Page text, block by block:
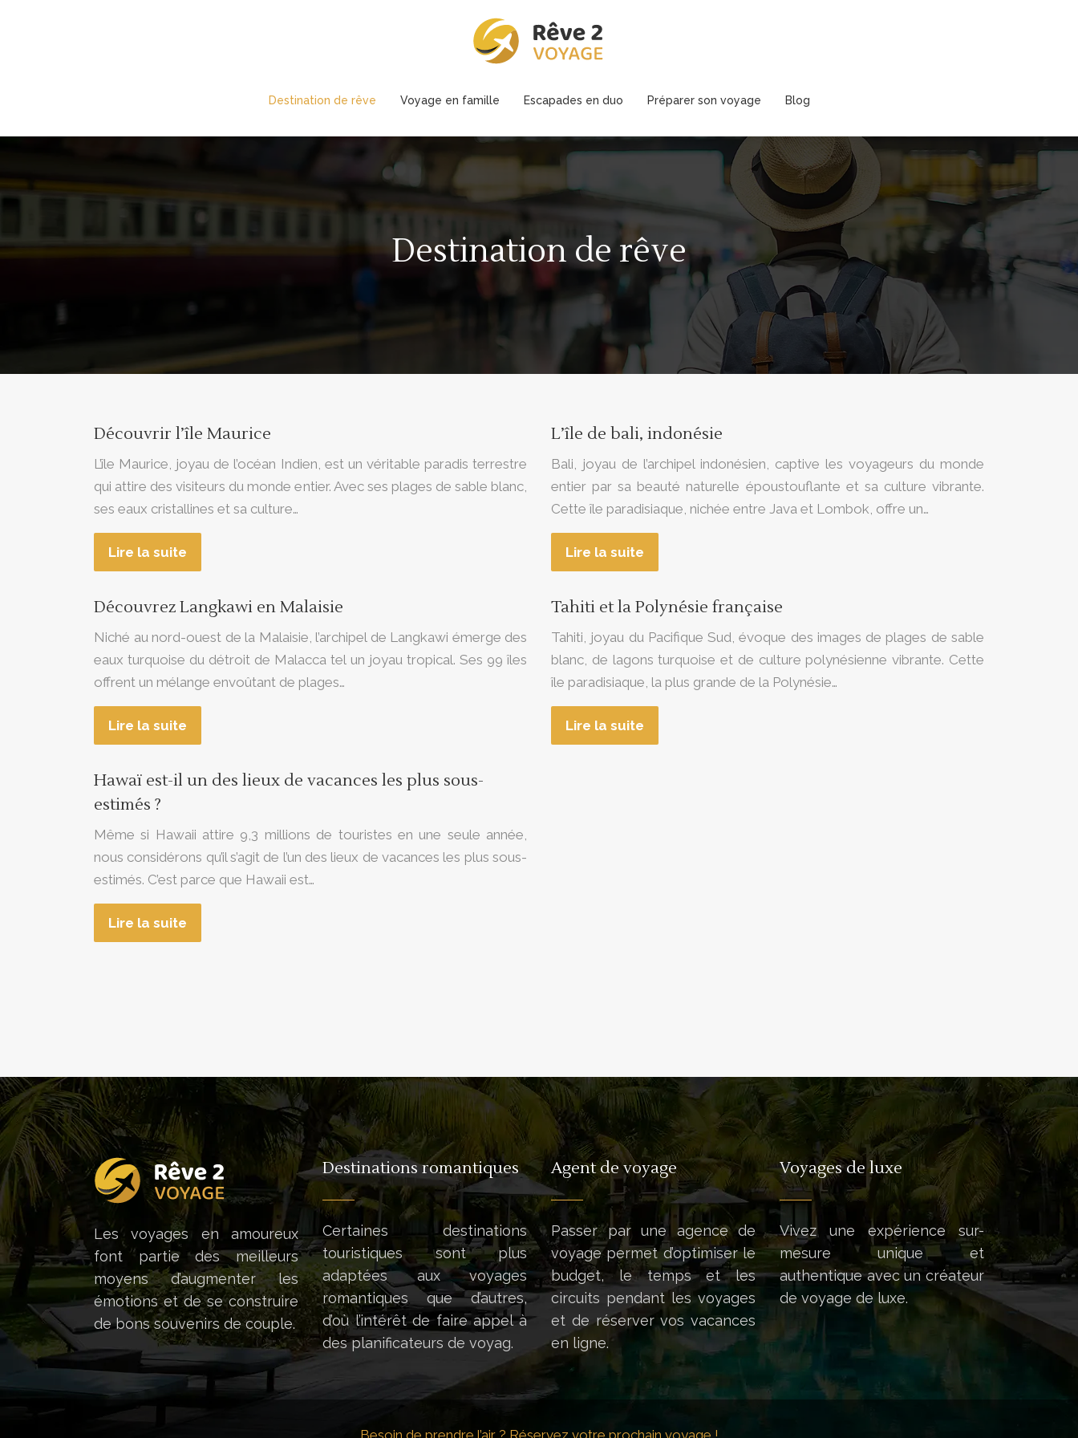
Destination de rêve Voyage en famille Escapades en duo Préparer son voyage Blog
Destination de rêve
Découvrir l’île Maurice
L’île Maurice, joyau de l’océan Indien, est un véritable paradis terrestre
qui attire des visiteurs du monde entier. Avec ses plages de sable blanc,
ses eaux cristallines et sa culture…
Lire la suite
L’île de bali, indonésie
Bali, joyau de l’archipel indonésien, captive les voyageurs du monde
entier par sa beauté naturelle époustouflante et sa culture vibrante.
Cette île paradisiaque, nichée entre Java et Lombok, offre un…
Lire la suite
Découvrez Langkawi en Malaisie
Niché au nord-ouest de la Malaisie, l’archipel de Langkawi émerge des
eaux turquoise du détroit de Malacca tel un joyau tropical. Ses 99 îles
offrent un mélange envoûtant de plages…
Lire la suite
Tahiti et la Polynésie française
Tahiti, joyau du Pacifique Sud, évoque des images de plages de sable
blanc, de lagons turquoise et de culture polynésienne vibrante. Cette
île paradisiaque, la plus grande de la Polynésie…
Lire la suite
Hawaï est-il un des lieux de vacances les plus sous-
estimés ?
Même si Hawaii attire 9,3 millions de touristes en une seule année,
nous considérons qu’il s’agit de l’un des lieux de vacances les plus sous-
estimés. C’est parce que Hawaii est…
Lire la suite
Les voyages en amoureux
font partie des meilleurs
moyens d’augmenter les
émotions et de se construire
de bons souvenirs de couple.
Destinations romantiques
Certaines destinations
touristiques sont plus
adaptées aux voyages
romantiques que d’autres,
d’où l’intérêt de faire appel à
des planificateurs de voyag.
Agent de voyage
Passer par une agence de
voyage permet d’optimiser le
budget, le temps et les
circuits pendant les voyages
et de réserver vos vacances
en ligne.
Voyages de luxe
Vivez une expérience sur-
mesure unique et
authentique avec un créateur
de voyage de luxe.
Besoin de prendre l’air ? Réservez votre prochain voyage !